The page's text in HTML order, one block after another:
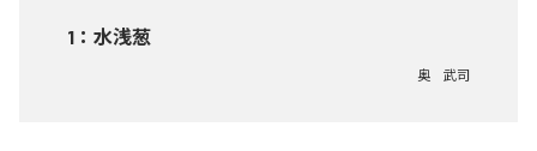
1 ： 水浅葱
奥 武司